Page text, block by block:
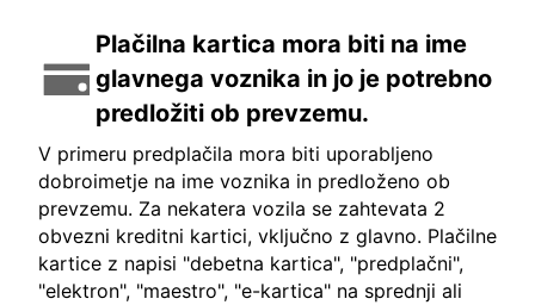
Plačilna kartica mora biti na ime
glavnega voznika in jo je potrebno
predložiti ob prevzemu.
V primeru predplačila mora biti uporabljeno
dobroimetje na ime voznika in predloženo ob
prevzemu. Za nekatera vozila se zahtevata 2
obvezni kreditni kartici, vključno z glavno. Plačilne
kartice z napisi "debetna kartica", "predplačni",
"elektron", "maestro", "e-kartica" na sprednji ali